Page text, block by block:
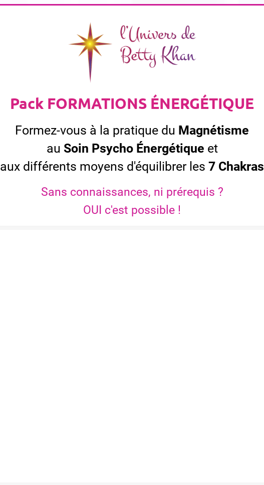
Pack FORMATIONS ÉNERGÉTIQUE
Formez-vous à la pratique du Magnétisme
au Soin Psycho Énergétique et
aux différents moyens d'équilibrer les7 Chakras
Sans connaissances, ni prérequis ?
OUI c'est possible !